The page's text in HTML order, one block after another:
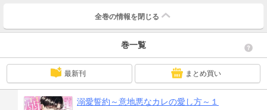
全巻の情報を 閉じる
巻一覧
最新刊 まとめ買い
溺愛誓約～意地悪なカレの愛し方～１